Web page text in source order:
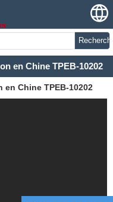
en Chine TPEB-10202
Chine TPEB-10202